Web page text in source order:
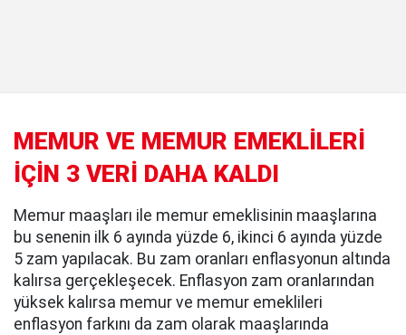
MEMUR VE MEMUR EMEKLİLERİ
İÇİN 3 VERİ DAHA KALDI
Memur maaşları ile memur emeklisinin maaşlarına
bu senenin ilk 6 ayında yüzde 6, ikinci 6 ayında yüzde
5 zam yapılacak. Bu zam oranları enflasyonun altında
kalırsa gerçekleşecek. Enflasyon zam oranlarından
yüksek kalırsa memur ve memur emeklileri
enflasyon farkını da zam olarak maaşlarında